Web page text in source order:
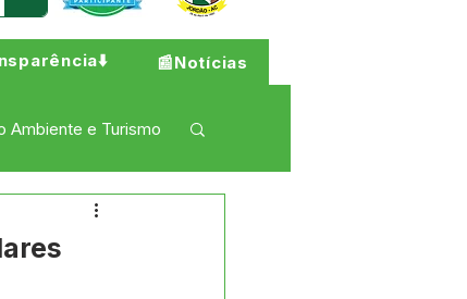
📰Notícias
Ambiente e Turismo
Campanhas